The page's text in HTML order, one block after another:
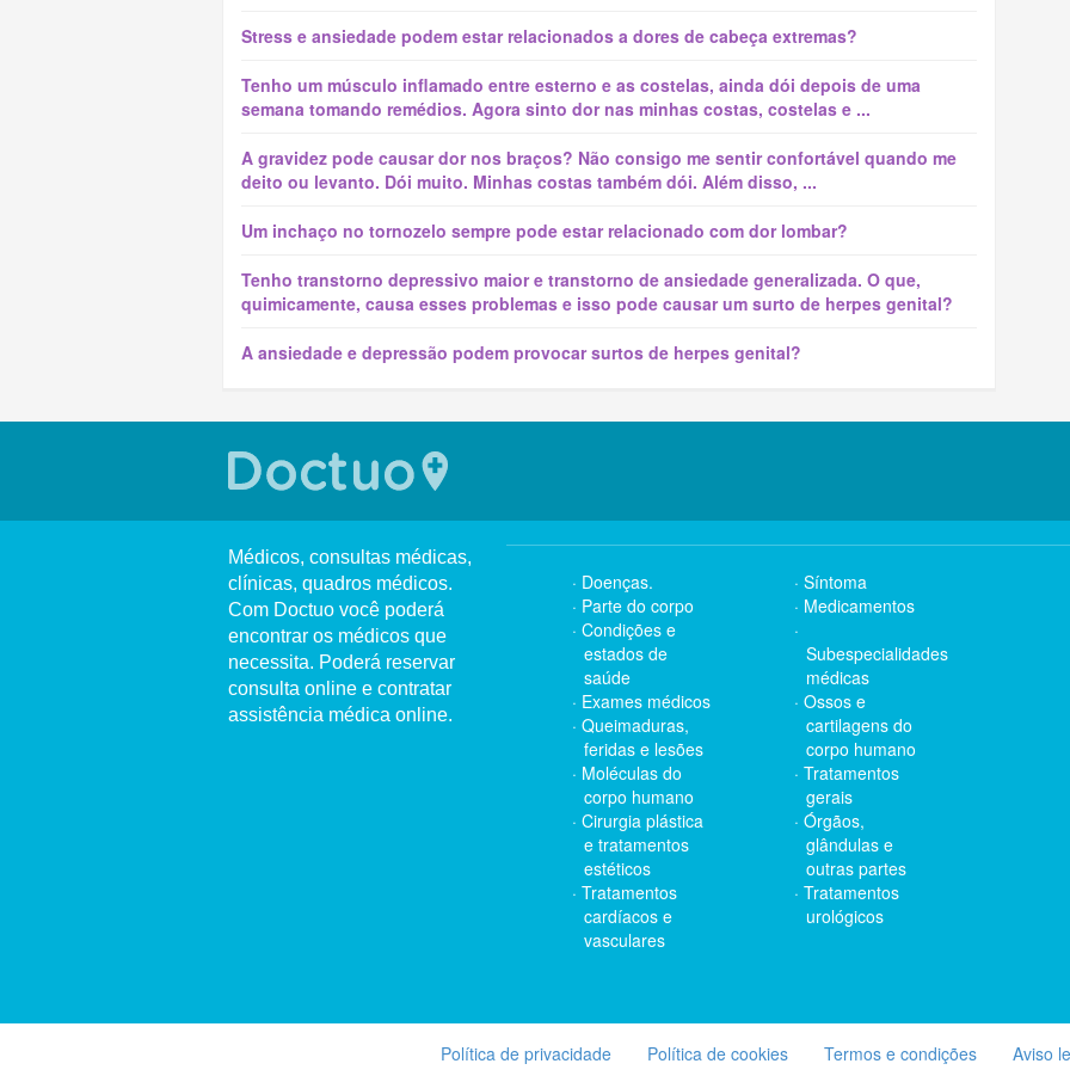
Stress e ansiedade podem estar relacionados a dores de cabeça extremas?
Tenho um músculo inflamado entre esterno e as costelas, ainda dói depois de uma
semana tomando remédios. Agora sinto dor nas minhas costas, costelas e ...
A gravidez pode causar dor nos braços? Não consigo me sentir confortável quando me
deito ou levanto. Dói muito. Minhas costas também dói. Além disso, ...
Um inchaço no tornozelo sempre pode estar relacionado com dor lombar?
Tenho transtorno depressivo maior e transtorno de ansiedade generalizada. O que,
quimicamente, causa esses problemas e isso pode causar um surto de herpes genital?
A ansiedade e depressão podem provocar surtos de herpes genital?
Médicos, consultas médicas,
clínicas, quadros médicos.
Com Doctuo você poderá
encontrar os médicos que
necessita. Poderá reservar
consulta online e contratar
assistência médica online.
Doenças.
Parte do corpo
Condições e
estados de
saúde
Exames médicos
Queimaduras,
feridas e lesões
Moléculas do
corpo humano
Cirurgia plástica
e tratamentos
estéticos
Tratamentos
cardíacos e
vasculares
Síntoma
Medicamentos
Subespecialidades
médicas
Ossos e
cartilagens do
corpo humano
Tratamentos
gerais
Órgãos,
glândulas e
outras partes
Tratamentos
urológicos
Política de privacidade Política de cookies Termos e condições Aviso